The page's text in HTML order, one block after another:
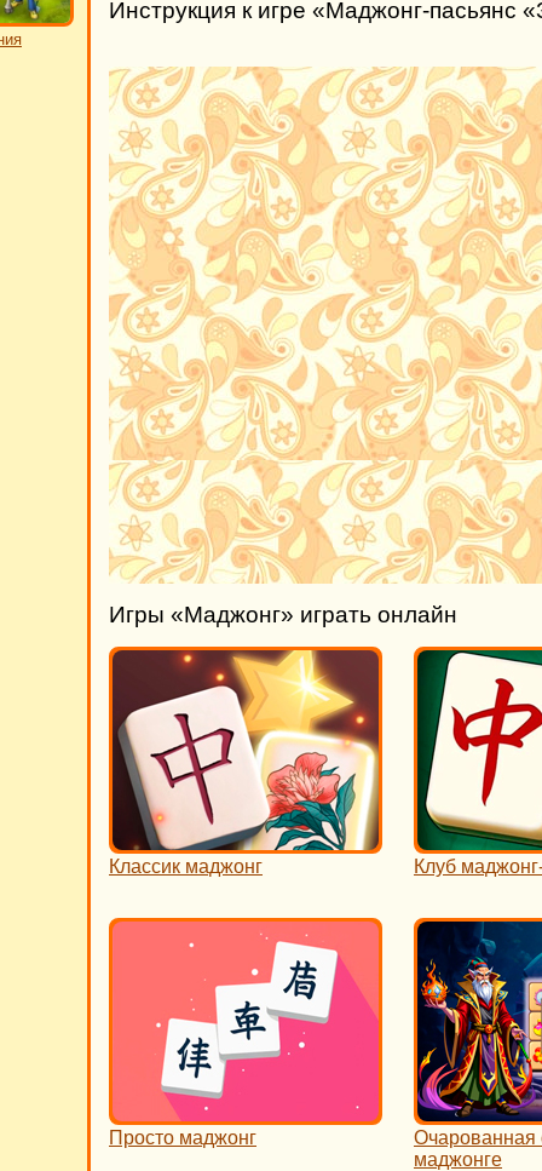
Инструкция к игре «Маджонг-пасьянс
Игры «Маджонг» играть онлайн
Классик маджонг Клуб
Просто маджонг
Очарованная
маджонге